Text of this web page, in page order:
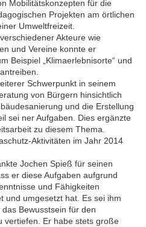
Mobilitätskonzepten für die
Projekten am örtlichen
Umweltfreizeit.
Akteure wie
und Vereine konnte er
Beispiel „Klimaerlebnisorte“ und
Schwerpunkt in seinem
von Bürgern hinsichtlich
und die Erstellung
sei ner Aufgaben. Dies ergänzte
zu diesem Thema.
Aktivitäten im Jahr 2014
Jochen Spieß für seinen
er diese Aufgaben aufgrund
und Fähigkeiten
und umgesetzt hat. Es sei ihm
Bewusstsein für den
vertiefen. Er habe stets große